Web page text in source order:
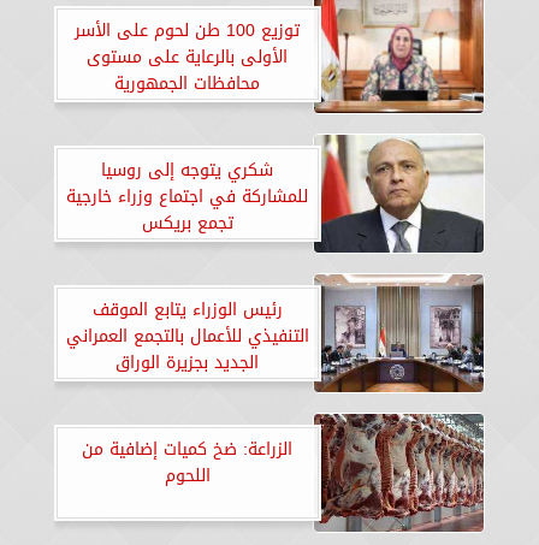
توزيع 100 طن لحوم على الأسر
الأولى بالرعاية على مستوى
محافظات الجمهورية
شكري يتوجه إلى روسيا
للمشاركة في اجتماع وزراء خارجية
تجمع بريكس
رئيس الوزراء يتابع الموقف
التنفيذي للأعمال بالتجمع العمراني
الجديد بجزيرة الوراق
الزراعة: ضخ كميات إضافية من
اللحوم